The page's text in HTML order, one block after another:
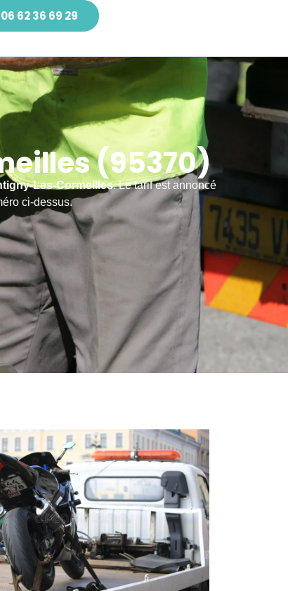
06 62 36 69 29
(95370)
Les-Cormeilles. Le tarif est annoncé
ci-dessus.